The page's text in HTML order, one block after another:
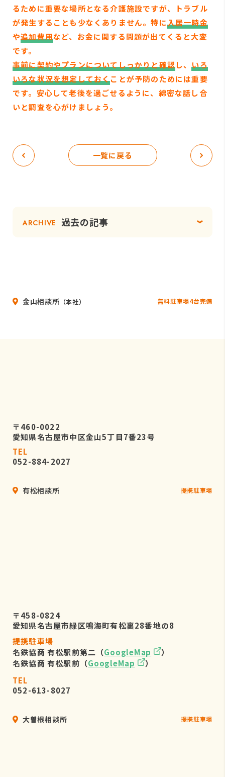
るために重要な場所となる介護施設ですが、トラブル
が発生することも少なくありません。特に入居一時金
や追加費用など、お金に関する問題が出てくると大変
です。
事前に契約やプランについてしっかりと確認し、いろ
いろな状況を想定しておくことが予防のためには重要
です。安心して老後を過ごせるように、綿密な話し合
いと調査を心がけましょう。
一覧に戻る
ARCHIVE 過去の記事
金山相談所 （本社） 無料駐車場4台完備
〒460-0022
愛知県名古屋市中区金山5丁目7番23号
TEL
052-884-2027
有松相談所 提携駐車場
〒458-0824
愛知県名古屋市緑区鳴海町有松裏28番地の8
提携駐車場
名鉄協商 有松駅前第二（GoogleMap
）
名鉄協商 有松駅前（GoogleMap
）
TEL
052-613-8027
大曽根相談所 提携駐車場